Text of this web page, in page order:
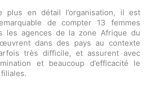
plus en détail l’organisation, il est
de compter 13 femmes
les agences de la zone Afrique du
dans des pays au contexte
très difficile, et assurent avec
et beaucoup d’efficacité le